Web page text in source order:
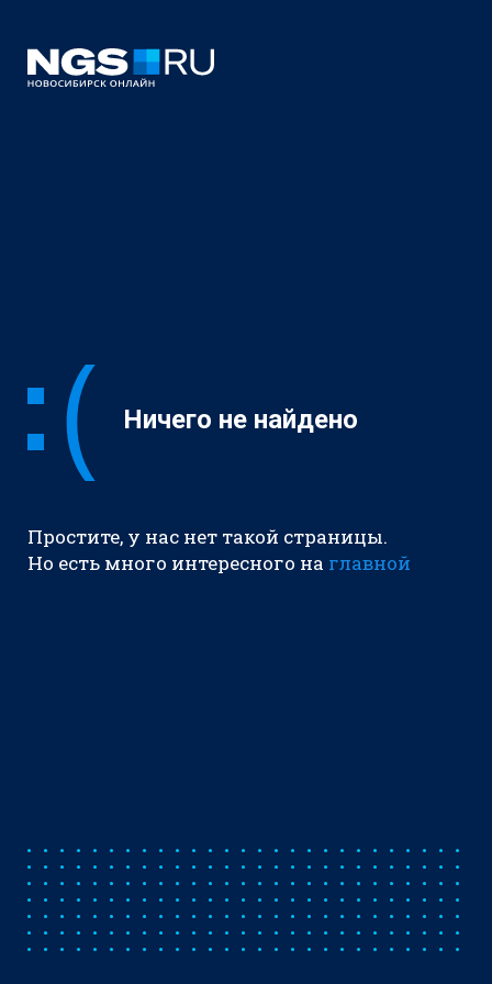
Ничего не найдено
Простите, у нас нет такой страницы.
Но есть много интересного на главной